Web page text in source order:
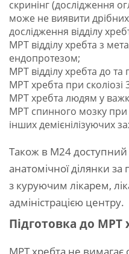
скринінг (дослідження
може не виявити
дослідження відділу
МРТ відділу хребта з
ендопротезом;
МРТ відділу хребта до та
МРТ хребта при сколіозі
МРТ хребта людям у
МРТ спинного мозку при
інших демієнілізуючих
Також в М24 доступний
анатомічної ділянки
з куруючим лікарем,
адміністрацією центру.
Підготовка до МРТ